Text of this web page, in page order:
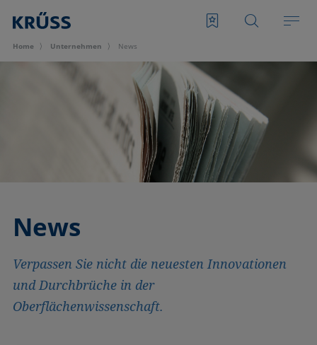
Home Unternehmen News
News
Verpassen Sie nicht die neuesten Innovationen
und Durchbrüche in der
Oberflächenwissenschaft.